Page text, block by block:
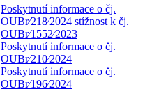
Poskytnutí informace o čj.
OUBr⁄218⁄2024 stížnost k čj.
OUBr⁄1552⁄2023
Poskytnutí informace o čj.
OUBr⁄210⁄2024
Poskytnutí informace o čj.
OUBr⁄196⁄2024